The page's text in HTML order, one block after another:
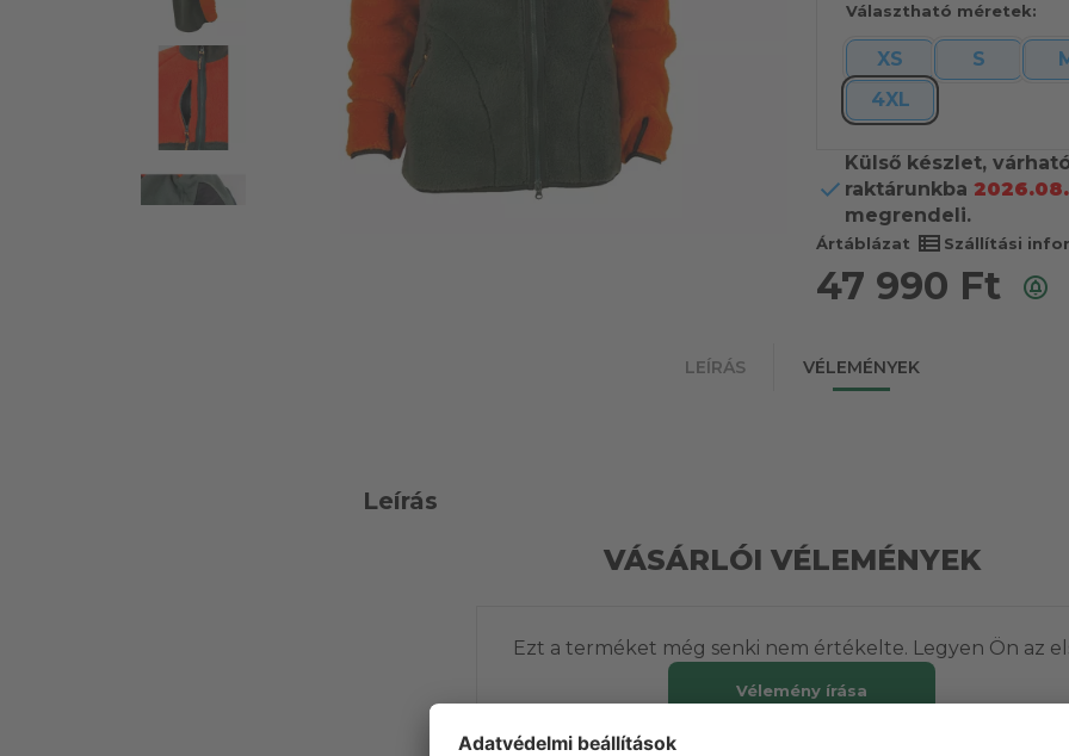
Választható méretek:
XS S
4XL
Külső készlet,
raktárunkba
megrendeli.
Ártáblázat view_list Szállítási
47 990 Ft
LEÍRÁS VÉLEMÉNYEK
Leírás
VÁSÁRLÓI VÉLEMÉNYEK
Ezt a terméket még senki nem értékelte. Legyen Ön az
Vélemény írása